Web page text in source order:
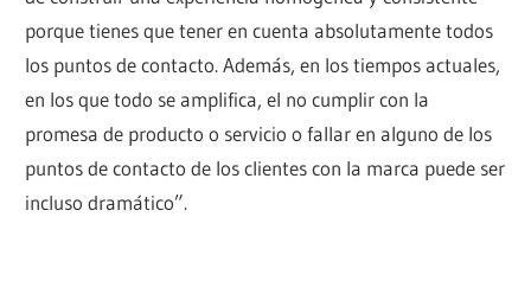
porque tienes que tener en cuenta absolutamente todos
los puntos de contacto. Además, en los tiempos actuales,
en los que todo se amplifica, el no cumplir con la
promesa de producto o servicio o fallar en alguno de los
puntos de contacto de los clientes con la marca puede ser
incluso dramático”.